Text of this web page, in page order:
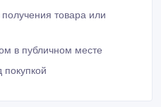
товара или
в публичном месте
покупкой